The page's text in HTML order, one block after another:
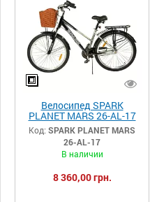
Велосипед SPARK
PLANET MARS 26-AL-17
(планетарна) сірий
Код: SPARK PLANET MARS
26-AL-17
В наличии
8 360,00 грн.